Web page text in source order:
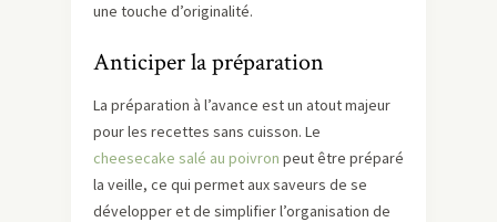
une touche d’originalité.
Anticiper la préparation
La préparation à l’avance est un atout majeur
pour les recettes sans cuisson. Le
cheesecake salé au poivron peut être préparé
la veille, ce qui permet aux saveurs de se
développer et de simplifier l’organisation de